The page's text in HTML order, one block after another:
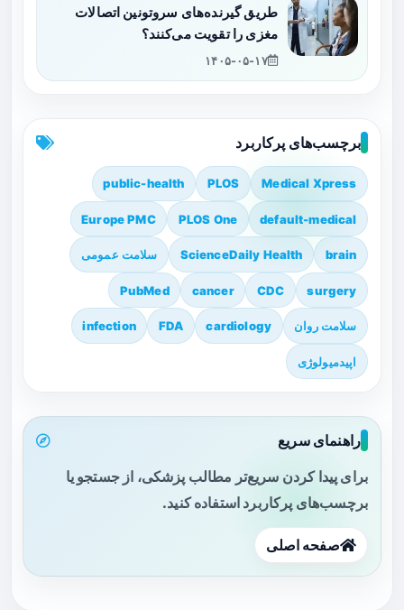
طریق گیرنده‌های سروتونین اتصالات
مغزی را تقویت می‌کنند؟
۱۴۰۵-۰۵-۱۷
برچسب‌های پرکاربرد
Medical Xpress
PLOS
public-health
default-medical
PLOS One
Europe PMC
brain
ScienceDaily Health سلامت عمومی
surgery
CDC
cancer
PubMed
سلامت روان cardiology
FDA
infection
اپیدمیولوژی
راهنمای سریع
برای پیدا کردن سریع‌تر مطالب پزشکی، از جستجو یا
برچسب‌های پرکاربرد استفاده کنید.
صفحه اصلی